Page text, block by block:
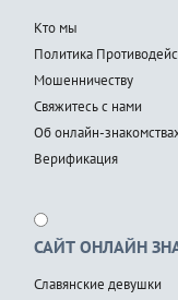
Кто мы
Политика
Мошенничеству
Свяжитесь с нами
Об онлайн-
Верификация
САЙТ ОНЛАЙН
Славянские девушки